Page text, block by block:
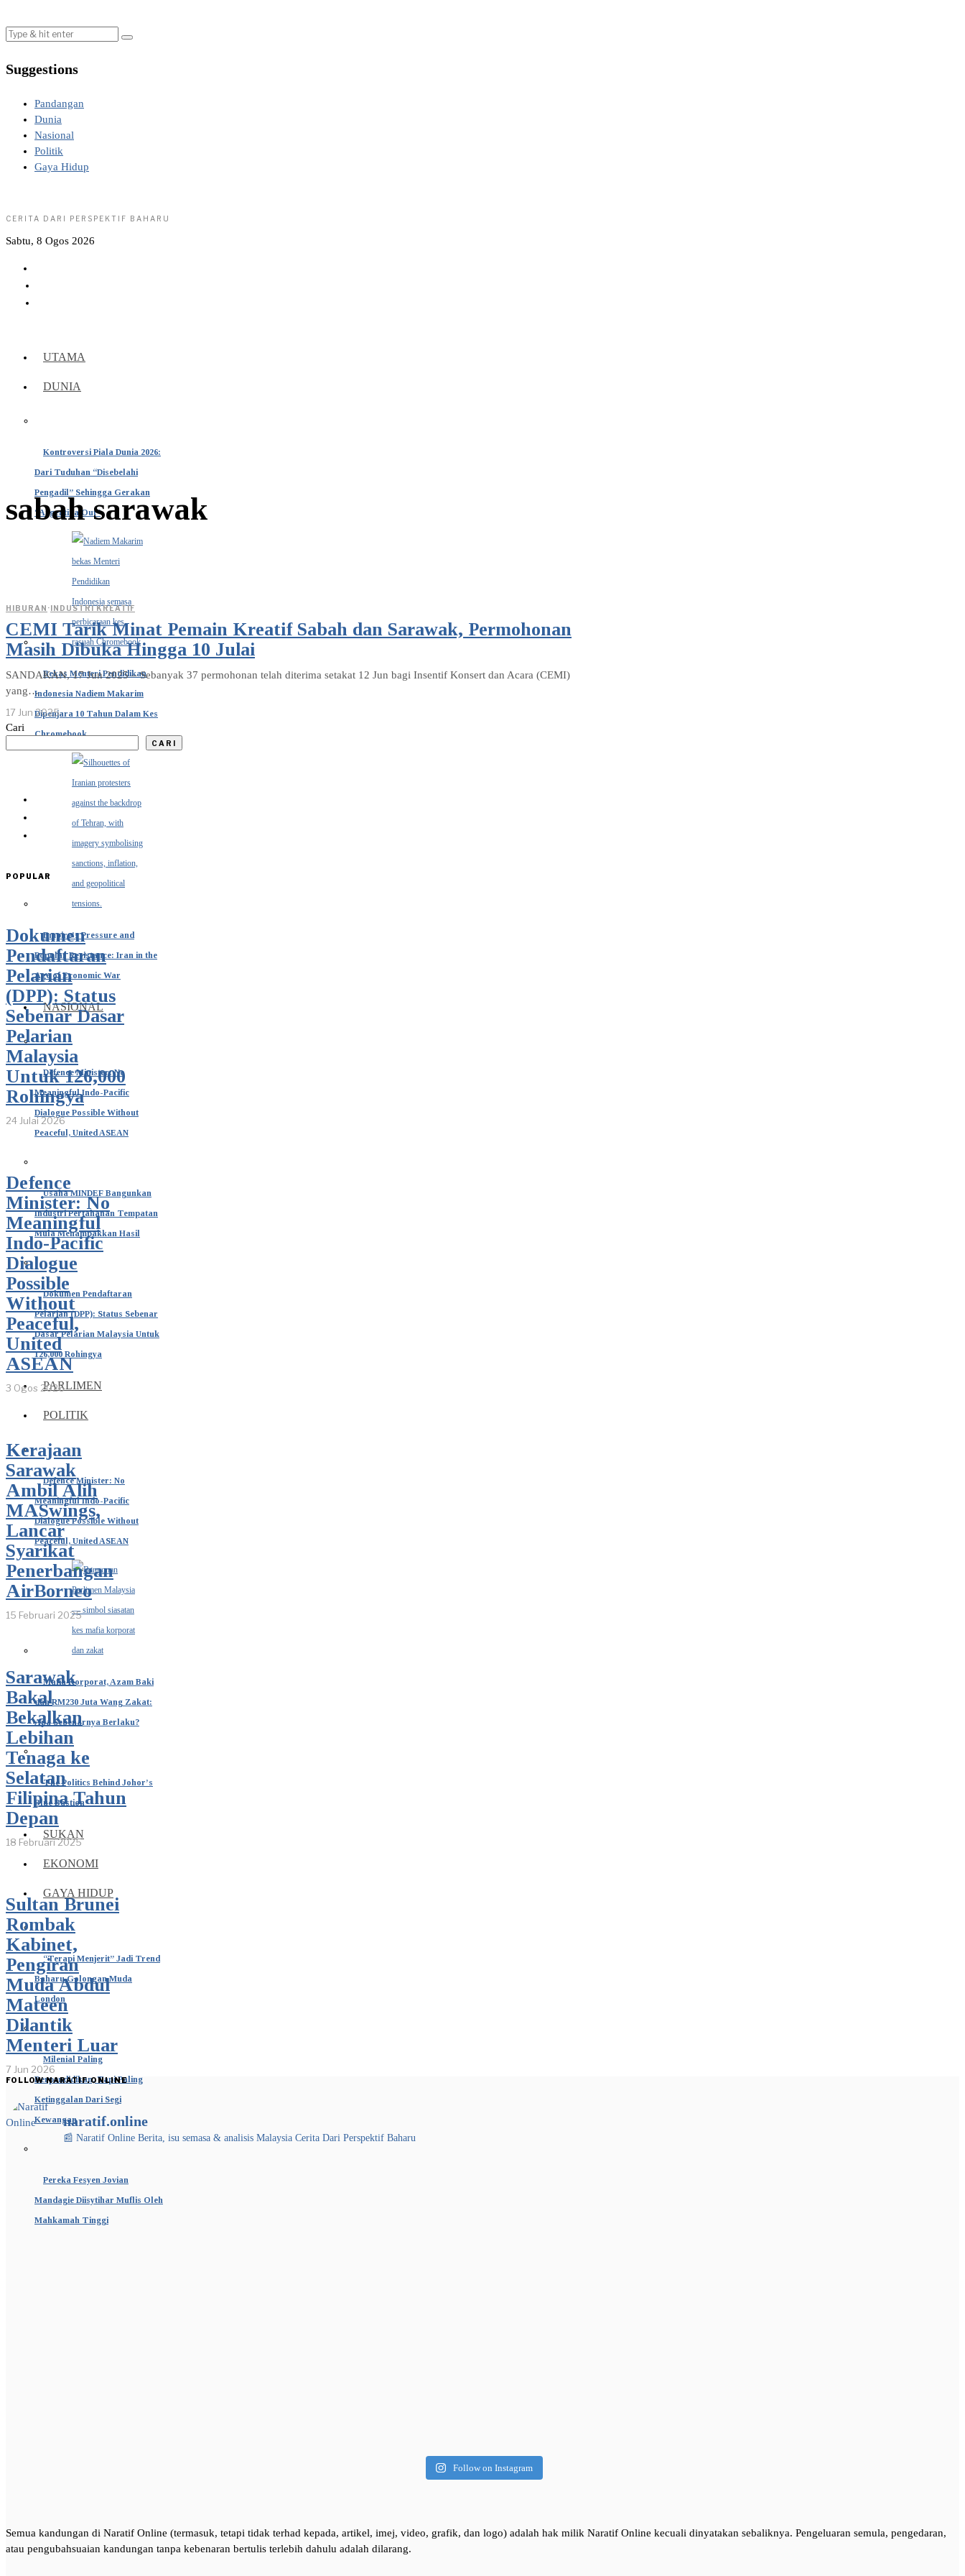
Suggestions
Pandangan
Dunia
Nasional
Politik
Gaya Hidup
CERITA DARI PERSPEKTIF BAHARU
Sabtu, 8 Ogos 2026
UTAMA
DUNIA
Kontroversi Piala Dunia 2026:
Dari Tuduhan “Disebelahi
Pengadil” Sehingga Gerakan
“Argentina Out”
Bekas Menteri Pendidikan
Indonesia Nadiem Makarim
Dipenjara 10 Tahun Dalam Kes
Chromebook
Empire’s Pressure and
Popular Resistance: Iran in the
Age of Economic War
NASIONAL
Defence Minister: No
Meaningful Indo-Pacific
Dialogue Possible Without
Peaceful, United ASEAN
Usaha MINDEF Bangunkan
Industri Pertahanan Tempatan
Mula Menampakkan Hasil
Dokumen Pendaftaran
Pelarian (DPP): Status Sebenar
Dasar Pelarian Malaysia Untuk
126,000 Rohingya
PARLIMEN
POLITIK
Defence Minister: No
Meaningful Indo-Pacific
Dialogue Possible Without
Peaceful, United ASEAN
Mafia Korporat, Azam Baki
dan RM230 Juta Wang Zakat:
Apa Sebenarnya Berlaku?
The Politics Behind Johor’s
Blue Bastion
SUKAN
EKONOMI
GAYA HIDUP
“Terapi Menjerit” Jadi Trend
Baharu Golongan Muda
London
Milenial Paling
Berpendidikan, Tapi Paling
Ketinggalan Dari Segi
Kewangan
Pereka Fesyen Jovian
Mandagie Diisytihar Muflis Oleh
Mahkamah Tinggi
sabah sarawak
HIBURAN ·INDUSTRI KREATIF
CEMI Tarik Minat Pemain Kreatif Sabah dan Sarawak, Permohonan
Masih Dibuka Hingga 10 Julai
SANDAKAN, 17 Jun 2025 – Sebanyak 37 permohonan telah diterima setakat 12 Jun bagi Insentif Konsert dan Acara (CEMI)
yang…
17 Jun 2025
Cari
CARI
POPULAR
Dokumen
Pendaftaran
Pelarian
(DPP): Status
Sebenar Dasar
Pelarian
Malaysia
Untuk 126,000
Rohingya
24 Julai 2026
Defence
Minister: No
Meaningful
Indo-Pacific
Dialogue
Possible
Without
Peaceful,
United
ASEAN
3 Ogos 2026
Kerajaan
Sarawak
Ambil Alih
MASwings,
Lancar
Syarikat
Penerbangan
AirBorneo
15 Februari 2025
Sarawak
Bakal
Bekalkan
Lebihan
Tenaga ke
Selatan
Filipina Tahun
Depan
18 Februari 2025
Sultan Brunei
Rombak
Kabinet,
Pengiran
Muda Abdul
Mateen
Dilantik
Menteri Luar
7 Jun 2026
FOLLOW NARATIF.ONLINE
naratif.online
📰 Naratif Online Berita, isu semasa & analisis Malaysia Cerita Dari Perspektif Baharu
Follow on Instagram
Semua kandungan di Naratif Online (termasuk, tetapi tidak terhad kepada, artikel, imej, video, grafik, dan logo) adalah hak milik Naratif Online kecuali dinyatakan sebaliknya. Pengeluaran semula, pengedaran,
atau pengubahsuaian kandungan tanpa kebenaran bertulis terlebih dahulu adalah dilarang.